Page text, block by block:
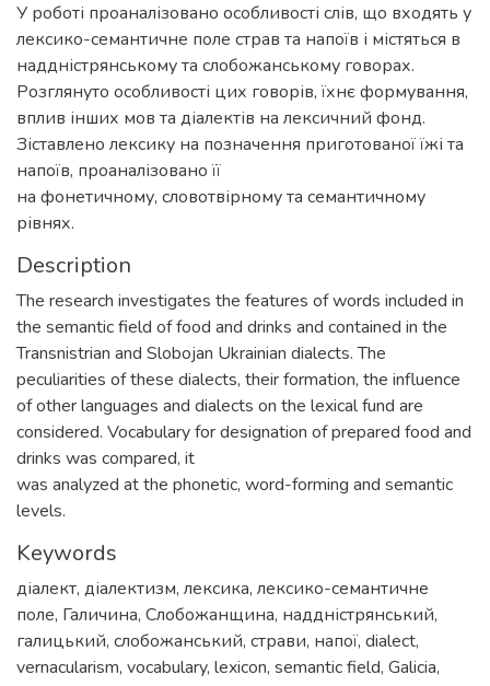
У роботі проаналізовано особливості слів, що входять у
лексико-семантичне поле страв та напоїв і містяться в
наддністрянському та слобожанському говорах.
Розглянуто особливості цих говорів, їхнє формування,
вплив інших мов та діалектів на лексичний фонд.
Зіставлено лексику на позначення приготованої їжі та
напоїв, проаналізовано її
на фонетичному, словотвірному та семантичному
рівнях.
Description
The research investigates the features of words included in
the semantic field of food and drinks and contained in the
Transnistrian and Slobojan Ukrainian dialects. The
peculiarities of these dialects, their formation, the influence
of other languages and dialects on the lexical fund are
considered. Vocabulary for designation of prepared food and
drinks was compared, it
was analyzed at the phonetic, word-forming and semantic
levels.
Keywords
діалект, діалектизм, лексика, лексико-семантичне
поле, Галичина, Слобожанщина, наддністрянський,
галицький, слобожанський, страви, напої, dialect,
vernacularism, vocabulary, lexicon, semantic field, Galicia,